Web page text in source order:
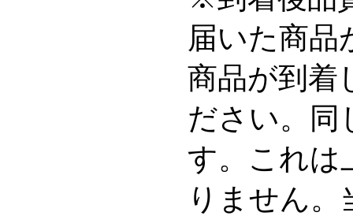
届いた商品
商品が到着
ださい。同
す。これは
りません